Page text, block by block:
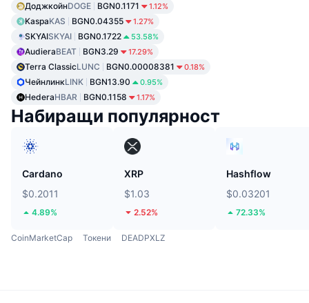
ДоджкойнDOGE BGN0.1171 1.12%
KaspaKAS BGN0.04355 1.27%
SKYAISKYAI BGN0.1722 53.58%
AudieraBEAT BGN3.29 17.29%
Terra ClassicLUNC BGN0.00008381 0.18%
ЧейнлинкLINK BGN13.90 0.95%
HederaHBAR BGN0.1158 1.17%
Набиращи популярност
Cardano
$0.2011
4.89%
XRP
$1.03
2.52%
Hashflow
$0.03201
72.33%
CoinMarketCap Токени DEADPXLZ